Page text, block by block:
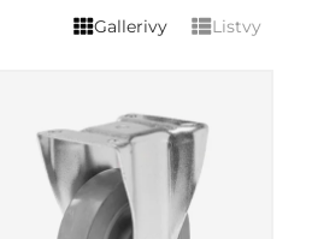
Gallerivy Listvy